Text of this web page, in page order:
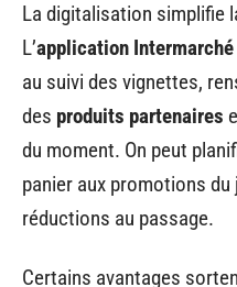
La digitalisation simplifie
L’application Intermarché
au suivi des vignettes,
des produits partenaires
du moment. On peut
panier aux promotions
réductions au passage.
Certains avantages